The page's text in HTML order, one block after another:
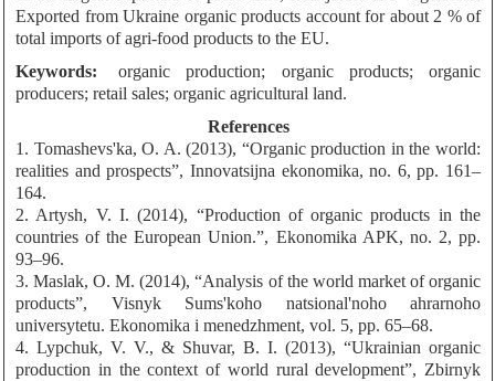
Exported from Ukraine organic products account for about 2 % of
total imports of agri-food products to the EU.
Keywords:
organic production; organic products; organic
producers; retail sales; organic agricultural land.
References
1. Tomashevs'ka, O. A. (2013), “Organic production in the world:
realities and prospects”, Innovatsijna ekonomika, no. 6, pp. 161–
164.
2. Artysh, V. I. (2014), “Production of organic products in the
countries of the European Union.”, Ekonomika APK, no. 2, pp.
93–96.
3. Maslak, O. M. (2014), “Analysis of the world market of organic
products”, Visnyk Sums'koho natsional'noho ahrarnoho
universytetu. Ekonomika i menedzhment, vol. 5, pp. 65–68.
4. Lypchuk, V. V., & Shuvar, B. I. (2013), “Ukrainian organic
production in the context of world rural development”, Zbirnyk